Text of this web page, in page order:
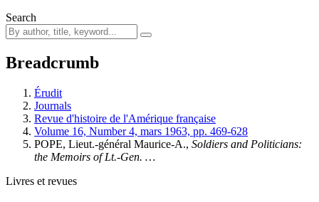
Search
Breadcrumb
Érudit
Journals
Revue d'histoire de l'Amérique française
Volume 16, Number 4, mars 1963, pp. 469-628
POPE, Lieut.-général Maurice-A., Soldiers and Politicians:
the Memoirs of Lt.-Gen. …
Livres et revues